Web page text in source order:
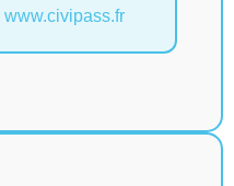
www.civipass.fr